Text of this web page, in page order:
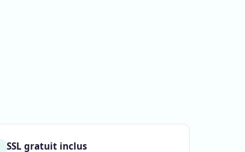
SSL gratuit inclus